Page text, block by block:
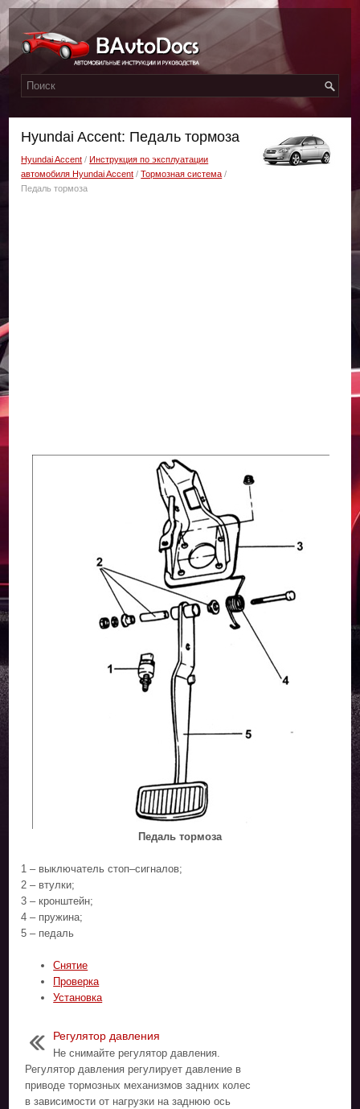
Hyundai Accent: Педаль тормоза
Hyundai Accent /Инструкция по эксплуатации
автомобиля Hyundai Accent /Тормозная система /
Педаль тормоза
Педаль тормоза
1 – выключатель стоп–сигналов;
2 – втулки;
3 – кронштейн;
4 – пружина;
5 – педаль
Снятие
Проверка
Установка
Регулятор давления
Не снимайте регулятор давления.
Регулятор давления регулирует давление в
приводе тормозных механизмов задних колес
в зависимости от нагрузки на заднюю ось